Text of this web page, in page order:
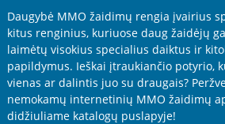
Daugybė MMO žaidimų rengia įvairius
kitus renginius, kuriuose daug žaidėjų
laimėtų visokius specialius daiktus ir
papildymus. Ieškai įtraukiančio potyrio,
vienas ar dalintis juo su draugais?
nemokamų internetinių MMO žaidimų
didžiuliame katalogų puslapyje!